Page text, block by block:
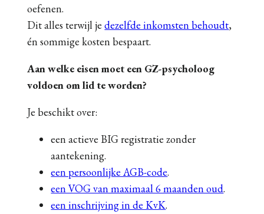
oefenen.
Dit alles terwijl jedezelfde inkomsten behoudt,
én sommige kosten bespaart.
Aan welke eisen moet een GZ-psycholoog
voldoen om lid te worden?
Je beschikt over:
een actieve BIG registratie zonder
aantekening.
een persoonlijke AGB-code.
een VOG van maximaal 6 maanden oud.
een inschrijving in de KvK.